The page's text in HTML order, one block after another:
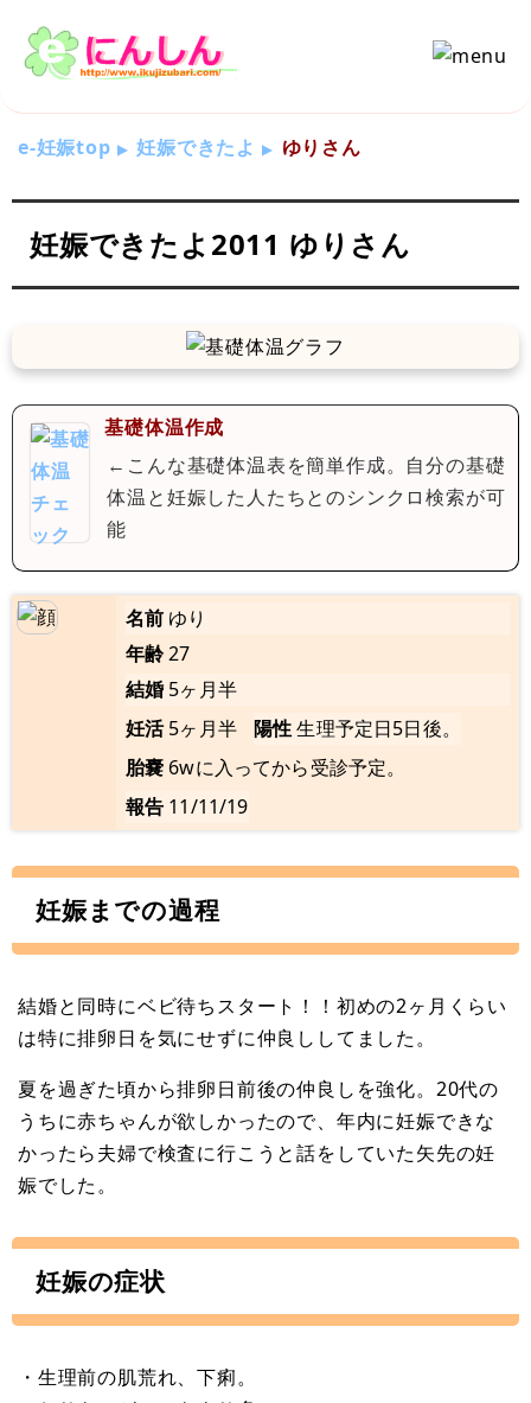
e-妊娠top 妊娠できたよ ゆりさん
妊娠できたよ2011 ゆりさん
基礎体温作成
←こんな基礎体温表を簡単作成。自分の基礎
体温と妊娠した人たちとのシンクロ検索が可
能
名前 ゆり
年齢27
結婚 5ヶ月半
妊活 5ヶ月半 陽性 生理予定日5日後。
胎嚢 6wに入ってから受診予定。
報告 11/11/19
妊娠までの過程
結婚と同時にベビ待ちスタート！！初めの2ヶ月くらい
は特に排卵日を気にせずに仲良ししてました。
夏を過ぎた頃から排卵日前後の仲良しを強化。20代の
うちに赤ちゃんが欲しかったので、年内に妊娠できな
かったら夫婦で検査に行こうと話をしていた矢先の妊
娠でした。
妊娠の症状
・生理前の肌荒れ、下痢。